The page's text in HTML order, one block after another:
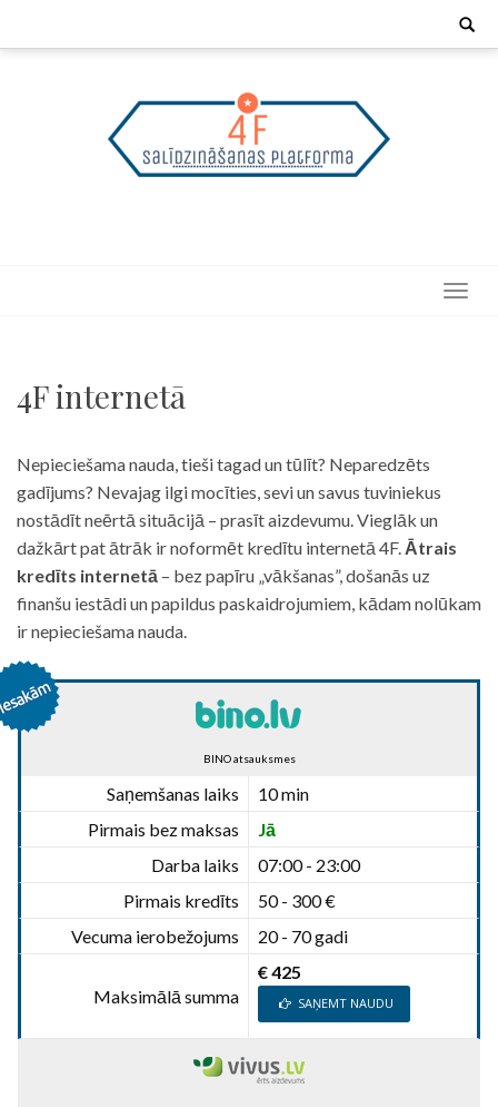
Search
4F internetā
Nepieciešama nauda, tieši tagad un tūlīt? Neparedzēts
gadījums? Nevajag ilgi mocīties, sevi un savus tuviniekus
nostādīt neērtā situācijā – prasīt aizdevumu. Vieglāk un
dažkārt pat ātrāk ir noformēt kredītu internetā 4F. Ātrais
kredīts internetā – bez papīru „vākšanas”, došanās uz
finanšu iestādi un papildus paskaidrojumiem, kādam nolūkam
ir nepieciešama nauda.
BINO atsauksmes
Saņemšanas laiks
10 min
Pirmais bez maksas
Jā
Darba laiks
07:00 - 23:00
Pirmais kredīts
50 - 300 €
Vecuma ierobežojums
20 - 70 gadi
Maksimālā summa
€ 425
SAŅEMT NAUDU